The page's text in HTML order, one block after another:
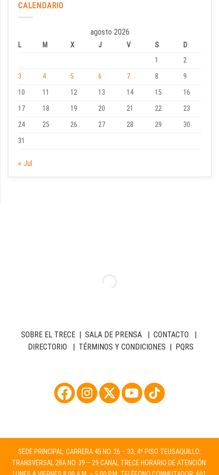
CALENDARIO
agosto 2026
L M X J V S
D
1
2
3
4 5 6 7 8
9
10
11 12 13 14 15
16
17
18 19 20 21 22
23
24
25 26 27 28 29
30
31
« Jul
SOBRE EL TRECE| SALA DE PRENSA| CONTACTO |
DIRECTORIO | TÉRMINOS Y CONDICIONES | PQRS
SEDE PRINCIPAL: CARRERA 45 NO. 26 – 33, 4º PISO TEUSAQUILLO:
TRANSVERSAL 28A NO. 39 – 29 CANAL TRECE HORARIO DE ATENCIÓN: